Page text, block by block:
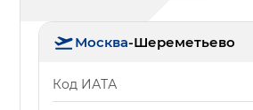
Москва-Шереметьево
Код ИАТА